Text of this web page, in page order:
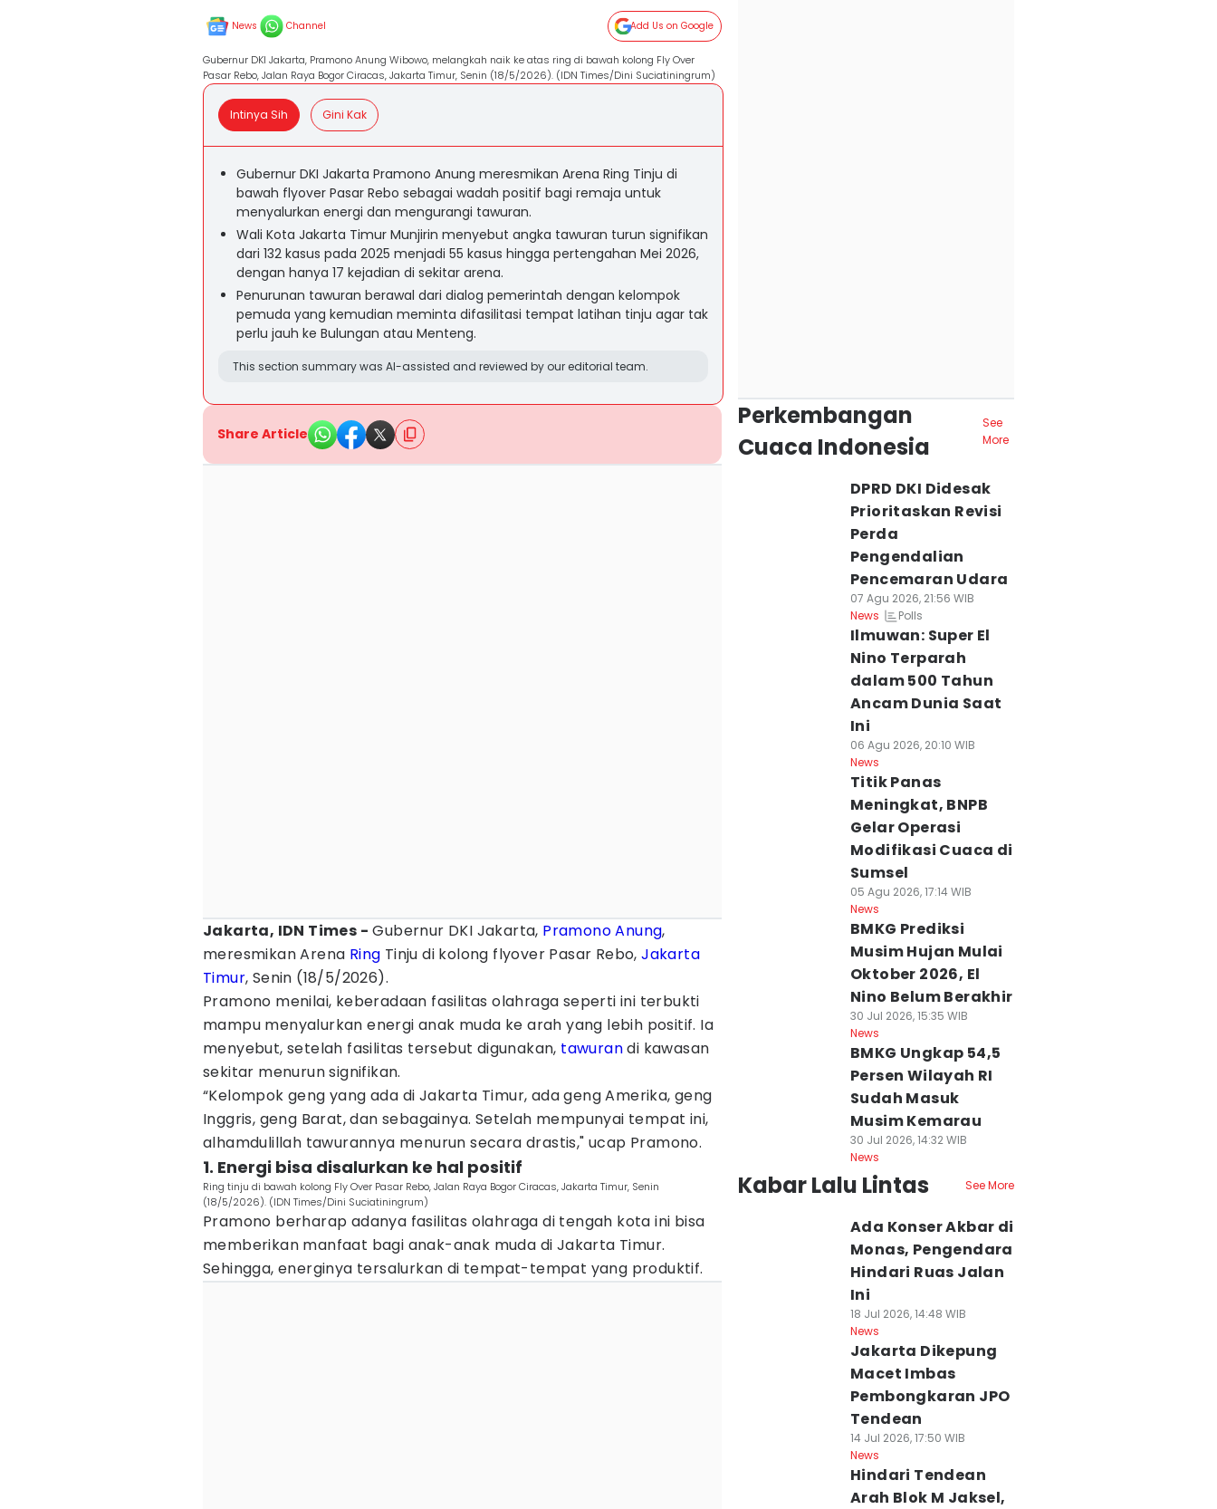
News Channel Add Us on Google
Gubernur DKI Jakarta, Pramono Anung Wibowo, melangkah naik ke atas ring di bawah kolong Fly Over
Pasar Rebo, Jalan Raya Bogor Ciracas, Jakarta Timur, Senin (18/5/2026). (IDN Times/Dini Suciatiningrum)
Intinya Sih Gini Kak
Gubernur DKI Jakarta Pramono Anung meresmikan Arena Ring Tinju di
bawah flyover Pasar Rebo sebagai wadah positif bagi remaja untuk
menyalurkan energi dan mengurangi tawuran.
Wali Kota Jakarta Timur Munjirin menyebut angka tawuran turun signifikan
dari 132 kasus pada 2025 menjadi 55 kasus hingga pertengahan Mei 2026,
dengan hanya 17 kejadian di sekitar arena.
Penurunan tawuran berawal dari dialog pemerintah dengan kelompok
pemuda yang kemudian meminta difasilitasi tempat latihan tinju agar tak
perlu jauh ke Bulungan atau Menteng.
This section summary was AI-assisted and reviewed by our editorial team.
Share Article
Jakarta, IDN Times - Gubernur DKI Jakarta, Pramono Anung,
meresmikan Arena Ring Tinju di kolong flyover Pasar Rebo,Jakarta
Timur, Senin (18/5/2026).
Pramono menilai, keberadaan fasilitas olahraga seperti ini terbukti
mampu menyalurkan energi anak muda ke arah yang lebih positif. Ia
menyebut, setelah fasilitas tersebut digunakan, tawurandi kawasan
sekitar menurun signifikan.
“Kelompok geng yang ada di Jakarta Timur, ada geng Amerika, geng
Inggris, geng Barat, dan sebagainya. Setelah mempunyai tempat ini,
alhamdulillah tawurannya menurun secara drastis," ucap Pramono.
1. Energi bisa disalurkan ke hal positif
Ring tinju di bawah kolong Fly Over Pasar Rebo, Jalan Raya Bogor Ciracas, Jakarta Timur, Senin
(18/5/2026). (IDN Times/Dini Suciatiningrum)
Pramono berharap adanya fasilitas olahraga di tengah kota ini bisa
memberikan manfaat bagi anak-anak muda di Jakarta Timur.
Sehingga, energinya tersalurkan di tempat-tempat yang produktif.
Perkembangan
Cuaca Indonesia
See
More
DPRD DKI Didesak
Prioritaskan Revisi
Perda
Pengendalian
Pencemaran Udara
07 Agu 2026, 21:56 WIB
News
Polls
Ilmuwan: Super El
Nino Terparah
dalam 500 Tahun
Ancam Dunia Saat
Ini
06 Agu 2026, 20:10 WIB
News
Titik Panas
Meningkat, BNPB
Gelar Operasi
Modifikasi Cuaca di
Sumsel
05 Agu 2026, 17:14 WIB
News
BMKG Prediksi
Musim Hujan Mulai
Oktober 2026, El
Nino Belum Berakhir
30 Jul 2026, 15:35 WIB
News
BMKG Ungkap 54,5
Persen Wilayah RI
Sudah Masuk
Musim Kemarau
30 Jul 2026, 14:32 WIB
News
Kabar Lalu Lintas See More
Ada Konser Akbar di
Monas, Pengendara
Hindari Ruas Jalan
Ini
18 Jul 2026, 14:48 WIB
News
Jakarta Dikepung
Macet Imbas
Pembongkaran JPO
Tendean
14 Jul 2026, 17:50 WIB
News
Hindari Tendean
Arah Blok M Jaksel,